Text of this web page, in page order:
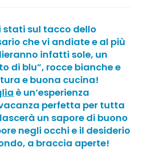
stati sul tacco dello
che vi andiate e al più
infatti sole, un
di blu”, rocce bianche e
e buona cucina!
è un’esperienza
perfetta per tutta
un sapore di buono
negli occhi e il desiderio
a braccia aperte!